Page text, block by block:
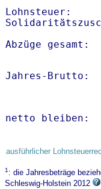
Lohnsteuer:
Abzüge
Jahres-
netto
ausführlicher
1: die Jahresbeträge
Schleswig-Holstein 2012